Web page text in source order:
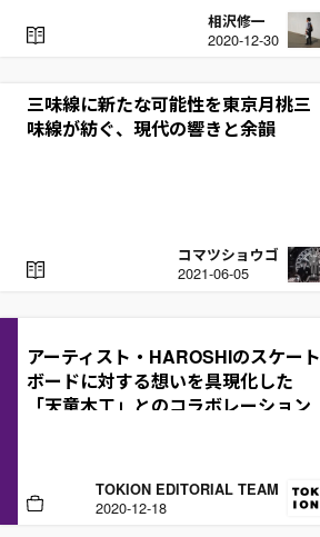
相沢修一
2020-12-30
R
E
三味線に新たな可能性を――東京月桃三
味線が紡ぐ、現代の響きと余韻
コマツショウゴ
2021-06-05
R
E
アーティスト・HAROSHIのスケート
ボードに対する想いを具現化した
「天童木工」とのコラボレーション
TOKION EDITORIAL TEAM
2020-12-18